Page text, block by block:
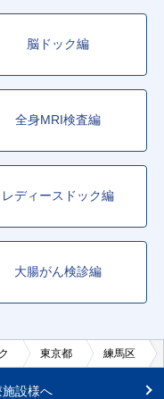
脳ドック編
全身MRI検査編
レディースドック編
大腸がん検診編
東京都 練馬区
施設様へ